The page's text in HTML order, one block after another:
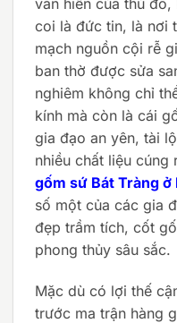
coi là đức tin, là nơi
mạch nguồn cội rễ
ban thờ được sửa
nghiêm không chỉ
kính mà còn là cái
gia đạo an yên, tài
nhiều chất liệu cúng
gốm sứ Bát Tràng ở
số một của các gia
đẹp trầm tích, cốt
phong thủy sâu sắc.
Mặc dù có lợi thế
trước ma trận hàng